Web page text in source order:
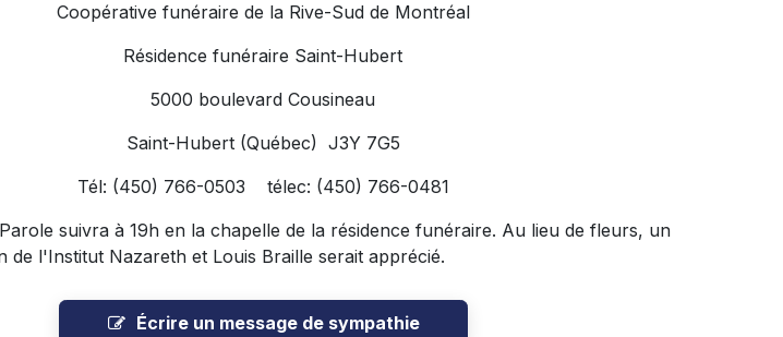
Coopérative funéraire de la Rive-Sud de Montréal
Résidence funéraire Saint-Hubert
5000 boulevard Cousineau
Saint-Hubert (Québec) J3Y 7G5
Tél: (450) 766-0503 télec: (450) 766-0481
suivra à 19h en la chapelle de la résidence funéraire. Au lieu de fleurs, un
de l'Institut Nazareth et Louis Braille serait apprécié.
Écrire un message de sympathie